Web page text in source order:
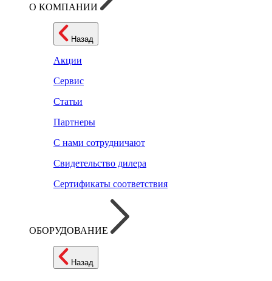
О КОМПАНИИ
Назад
Акции
Сервис
Статьи
Партнеры
С нами сотрудничают
Свидетельство дилера
Сертификаты соответствия
ОБОРУДОВАНИЕ
Назад